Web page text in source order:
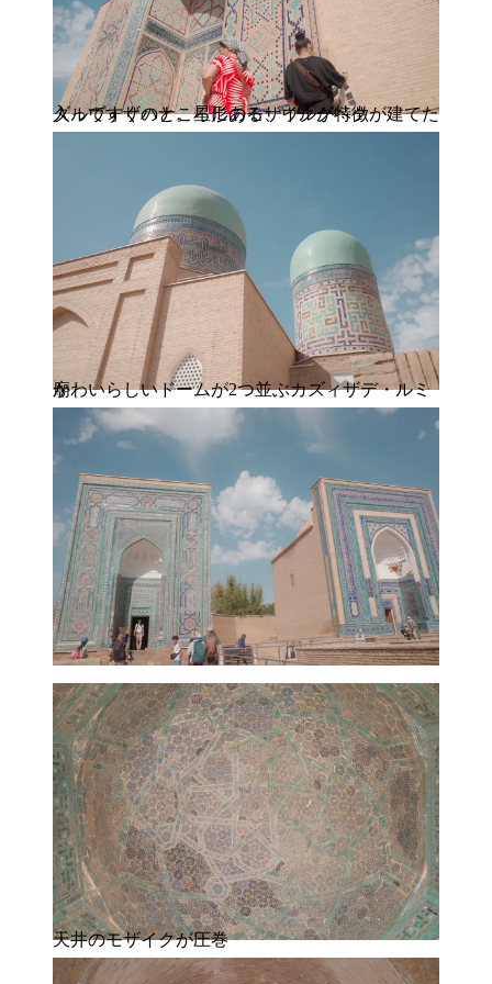
入ってすぐのところにある、ウルグベクが建てたダルヴォザハナ。星形のモザイクが特徴
かわいらしいドームが2つ並ぶカズィザデ・ルミ廟
天井のモザイクが圧巻